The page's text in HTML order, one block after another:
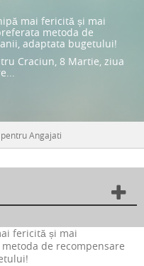
mai fericită și mai
metoda de
adaptata bugetului!
Craciun, 8 Martie, ziua
Angajati
fericită și mai
de recompensare